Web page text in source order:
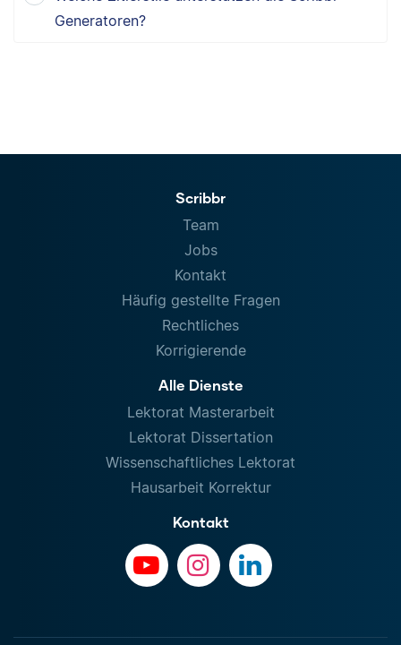
Generatoren?
Scribbr
Team
Jobs
Kontakt
Häufig gestellte Fragen
Rechtliches
Korrigierende
Alle Dienste
Lektorat Masterarbeit
Lektorat Dissertation
Wissenschaftliches Lektorat
Hausarbeit Korrektur
Kontakt